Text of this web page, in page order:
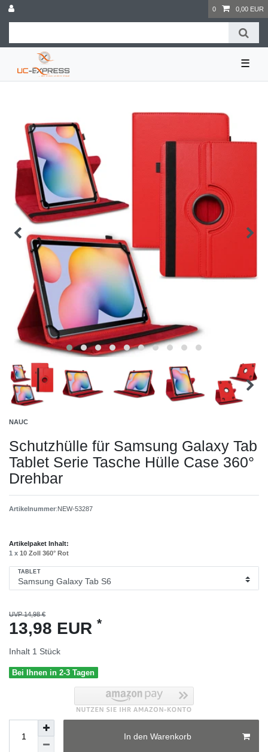
0 0,00 EUR
☰
NAUC
Schutzhülle für Samsung Galaxy Tab
Tablet Serie Tasche Hülle Case 360°
Drehbar
Artikelnummer:NEW-53287
Artikelpaket Inhalt:
1 x 10 Zoll 360° Rot
TABLET
UVP 14,98 €
13,98 EUR *
Inhalt 1 Stück
Bei Ihnen in 2-3 Tagen
In den Warenkorb